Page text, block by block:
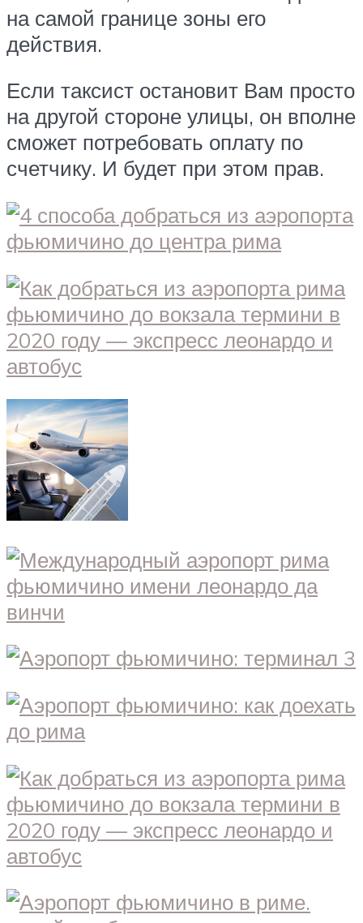
на самой границе зоны его
действия.
Если таксист остановит Вам просто
на другой стороне улицы, он вполне
сможет потребовать оплату по
счетчику. И будет при этом прав.